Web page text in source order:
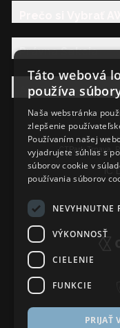
Právna Sekcia
AW Rodina
CTPark Trnava,
IČ
Táto webová
používa
Naša webstránka
zlepšenie
Používaním našej
vyjadrujete súhlas s
súborov cookie v
používania súborov
NEVYHNUTNE
VÝKONNOSŤ
CIELENIE
FUNKCIE
PRIJAŤ